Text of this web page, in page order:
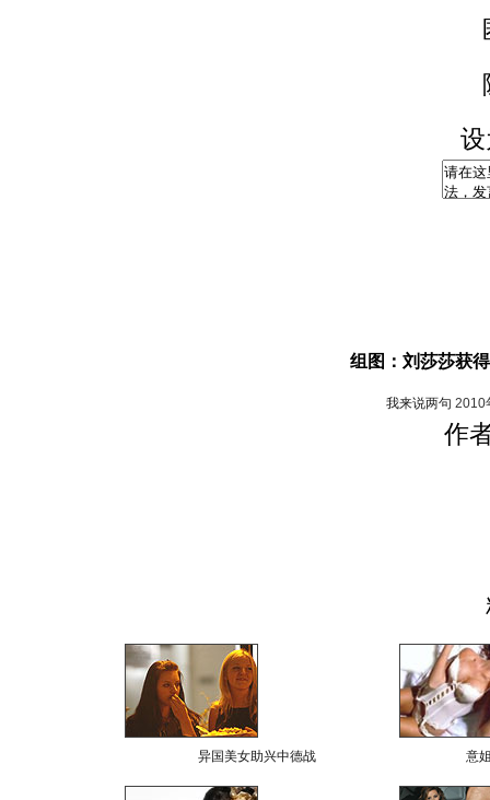
组图：刘莎莎获
我来说两句 2010
作
异国美女助兴中德战 意